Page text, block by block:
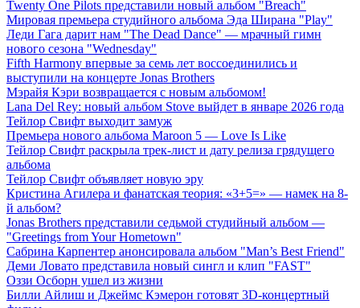
Twenty One Pilots представили новый альбом "Breach"
Мировая премьера студийного альбома Эда Ширана "Play"
Леди Гага дарит нам "The Dead Dance" — мрачный гимн
нового сезона "Wednesday"
Fifth Harmony впервые за семь лет воссоединились и
выступили на концерте Jonas Brothers
Мэрайя Кэри возвращается с новым альбомом!
Lana Del Rey: новый альбом Stove выйдет в январе 2026 года
Тейлор Свифт выходит замуж
Премьера нового альбома Maroon 5 — Love Is Like
Тейлор Свифт раскрыла трек-лист и дату релиза грядущего
альбома
Тейлор Свифт объявляет новую эру
Кристина Агилера и фанатская теория: «3+5=» — намек на 8-
й альбом?
Jonas Brothers представили седьмой студийный альбом —
"Greetings from Your Hometown"
Сабрина Карпентер анонсировала альбом "Man’s Best Friend"
Деми Ловато представила новый сингл и клип "FAST"
Оззи Осборн ушел из жизни
Билли Айлиш и Джеймс Кэмерон готовят 3D-концертный